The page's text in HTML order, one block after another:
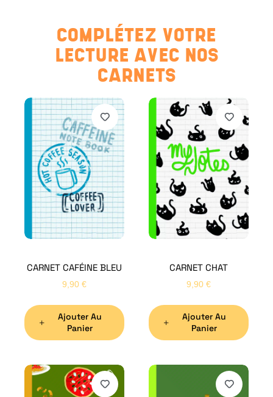
COMPLÉTEZ VOTRE
LECTURE AVEC NOS
CARNETS
CARNET CAFÉINE BLEU
9,90 €
Ajouter Au
Panier
CARNET CHAT
9,90 €
Ajouter Au
Panier